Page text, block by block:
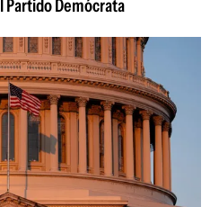
Partido Demócrata